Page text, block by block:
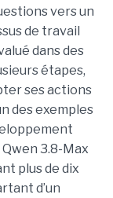
vers un
de travail
dans des
étapes,
ses actions
des exemples
3.8-Max
plus de dix
d’un